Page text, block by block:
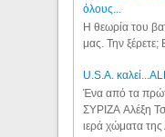
όλους...
Η θεωρία του
μας. Την ξέρετε;
U.S.A.
Ένα από τα
ΣΥΡΙΖΑ Αλέξη
ιερά χώματα της